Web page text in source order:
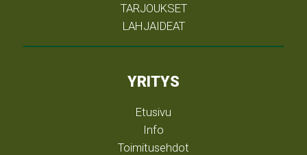
TARJOUKSET
LAHJAIDEAT
YRITYS
Etusivu
Info
Toimitusehdot